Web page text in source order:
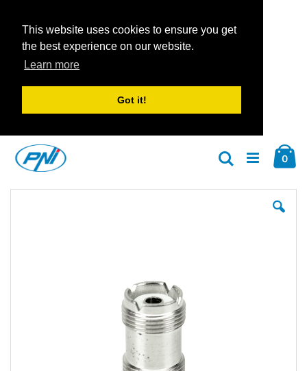
This website uses cookies to ensure you get
the best experience on our website.
Learn more
Got it!
Inhalt
springen
0
Suche